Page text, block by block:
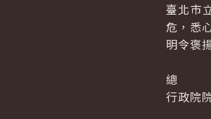
臺北市
危，悉
明令褒
總
行政院